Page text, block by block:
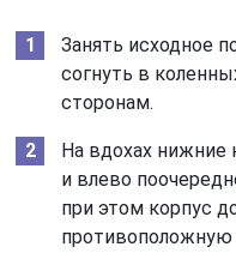
Занять исходное
согнуть в
сторонам.
На вдохах нижние
и влево
при этом корпус
противоположную